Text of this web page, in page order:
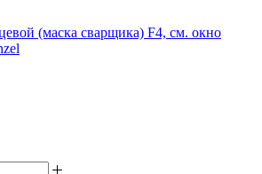
(маска сварщика) F4, см. окно